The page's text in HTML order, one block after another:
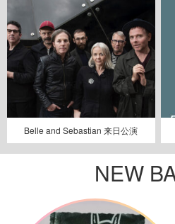
Belle and Sebastian 来日公演
NEW